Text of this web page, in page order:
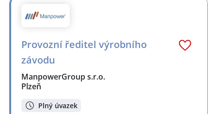
Provozní ředitel výrobního
závodu
ManpowerGroup s.r.o.
Plzeň
Plný úvazek